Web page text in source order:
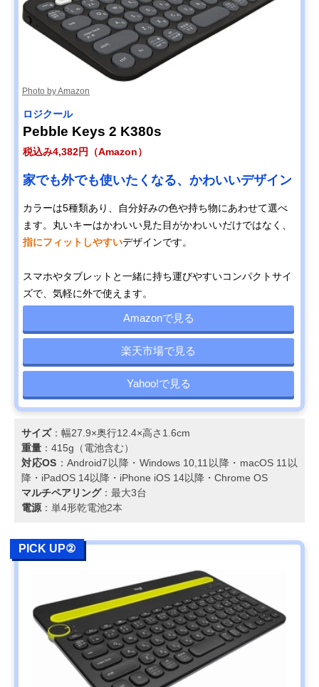
Photo by Amazon
ロジクール
Pebble Keys 2 K380s
税込み4,382円（Amazon）
家でも外でも使いたくなる、かわいいデザイン
カラーは5種類あり、自分好みの色や持ち物にあわせて選べ
ます。丸いキーはかわいい見た目がかわいいだけではなく、
指にフィットしやすいデザインです。
スマホやタブレットと一緒に持ち運びやすいコンパクトサイ
ズで、気軽に外で使えます。
Amazonで見る
楽天市場で見る
Yahoo!で見る
サイズ：幅27.9×奥行12.4×高さ1.6cm
重量 ：415g（電池含む）
対応OS ：Android7以降・Windows 10,11以降・macOS 11以
降・iPadOS 14以降・iPhone iOS 14以降・Chrome OS
マルチペアリング：最大3台
電源 ：単4形乾電池2本
PICK UP②